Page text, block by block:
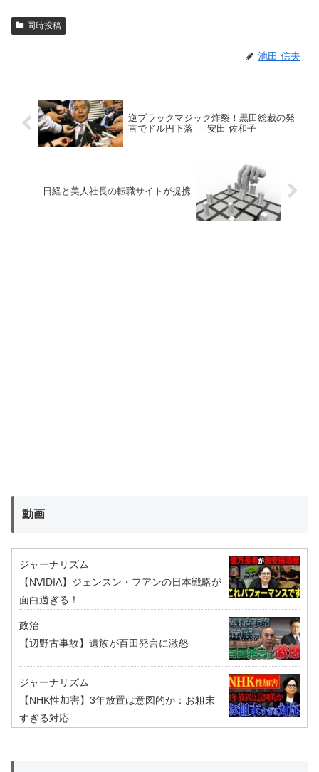
同時投稿
池田 信夫
逆ブラックマジック炸裂！黒田総裁の発
言でドル円下落 --- 安田 佐和子
日経と美人社長の転職サイトが提携
動画
ジャーナリズム
【NVIDIA】ジェンスン・フアンの日本戦略が
面白過ぎる！
政治
【辺野古事故】遺族が百田発言に激怒
ジャーナリズム
【NHK性加害】3年放置は意図的か：お粗末
すぎる対応